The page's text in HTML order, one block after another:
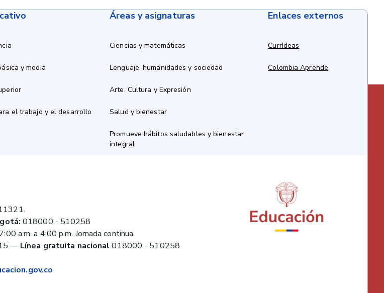
y media
el trabajo y el desarrollo
Áreas y asignaturas
Ciencias y matemáticas
Lenguaje, humanidades y sociedad
Arte, Cultura y Expresión
Salud y bienestar
Promueve hábitos saludables y bienestar
integral
Enlaces externos
CurrIdeas
Colombia Aprende
018000 - 510258
a.m. a 4:00 p.m. Jornada continua.
— Línea gratuita nacional 018000 - 510258